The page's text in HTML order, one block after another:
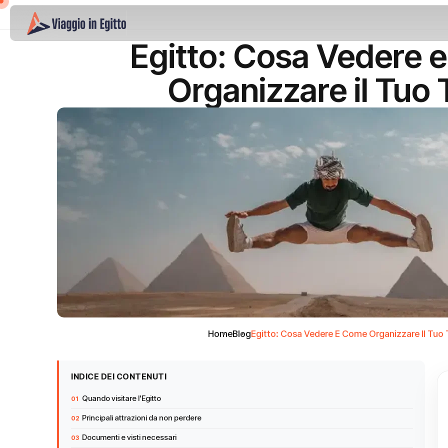
Egitto: Cosa Vedere
Organizzare il Tuo
HomeBlogEgitto: Cosa Vedere E Come Organizzare Il Tuo
INDICE DEI CONTENUTI
Quando visitare l'Egitto
Principali attrazioni da non perdere
Documenti e visti necessari